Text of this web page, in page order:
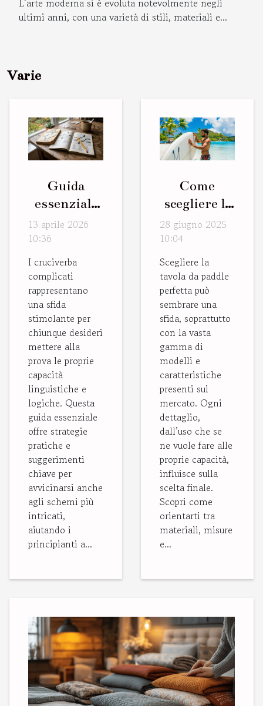
ultimi anni, con una varietà di stili, materiali e...
Varie
Guida
essenziale
per
principianti
ai
cruciverba
complicati
13 aprile 2026
10:36
I cruciverba
complicati
rappresentano
una sfida
stimolante per
chiunque desideri
mettere alla
prova le proprie
capacità
linguistiche e
logiche. Questa
guida essenziale
offre strategie
pratiche e
suggerimenti
chiave per
avvicinarsi anche
agli schemi più
intricati,
aiutando i
principianti a...
Come
scegliere la
tavola da
paddle
perfetta per
le tue
esigenze?
28 giugno 2025
10:04
Scegliere la
tavola da paddle
perfetta può
sembrare una
sfida, soprattutto
con la vasta
gamma di
modelli e
caratteristiche
presenti sul
mercato. Ogni
dettaglio,
dall’uso che se
ne vuole fare alle
proprie capacità,
influisce sulla
scelta finale.
Scopri come
orientarti tra
materiali, misure
e...